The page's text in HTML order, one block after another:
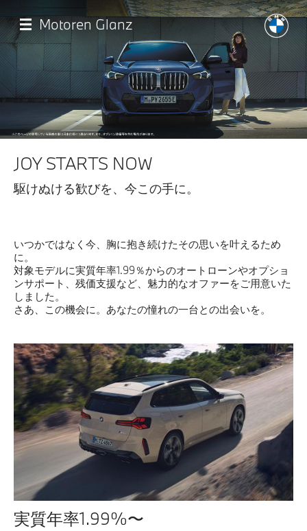
イ
ン
コ
ツ
動
最新情報
店舗一覧
試乗・見積相談
サービス
Motoren Glanz
JOY STARTS NOW
駆けぬける歓びを、今この手に。
いつかではなく今、胸に抱き続けたその思いを叶えるため
に。
対象モデルに実質年率1.99％からのオートローンやオプショ
ンサポート、残価支援など、魅力的なオファーをご用意いた
しました。
さあ、この機会に。あなたの憧れの一台との出会いを。
実質年率1.99%〜